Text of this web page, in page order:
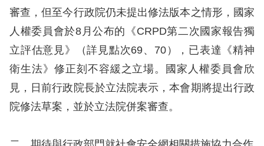
核
心
人
權
公
審查，但至今行政院仍未提出修法版本之情形，國家
人權委員會於8月公布的《CRPD第二次國家報告獨
立評估意見》（詳見點次69、70），已表達《精神
衛生法》修正刻不容緩之立場。國家人權委員會欣
見，日前行政院長於立法院表示，本會期將提出行政
院修法草案，並於立法院併案審查。